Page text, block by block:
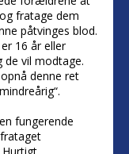
fratage dem
påtvinges blod.
16 år eller
de vil modtage.
denne ret
fungerende